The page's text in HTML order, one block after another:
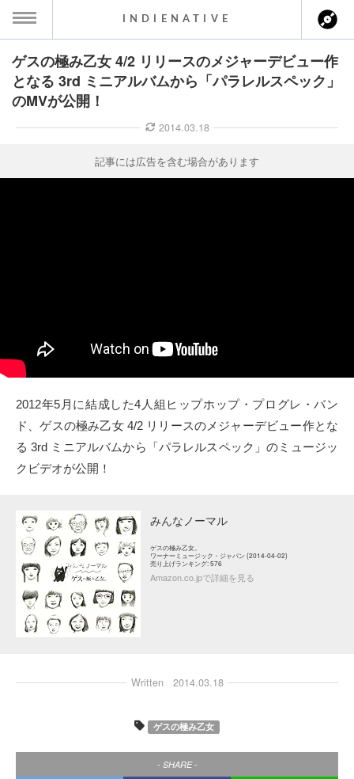
MENU
ス一覧
ト情報
クト
Twitter
instagram
Tumblr
Soundcloud
INDIENATIVE
ゲスの極み乙女 4/2 リリースのメジャーデビュー作
となる 3rd ミニアルバムから「パラレルスペック」
のMVが公開！
2014.03.18
記事には広告を含む場合があります
2012年5月に結成した4人組ヒップホップ・プログレ・バン
ド、ゲスの極み乙女 4/2 リリースのメジャーデビュー作とな
る 3rd ミニアルバムから「パラレルスペック」のミュージッ
クビデオが公開！
みんなノーマル
ゲスの極み乙女。
ワーナーミュージック・ジャパン (2014-04-02)
売り上げランキング: 576
Amazon.co.jpで詳細を見る
Written 2014.03.18
ゲスの極み乙女
- SHARE -